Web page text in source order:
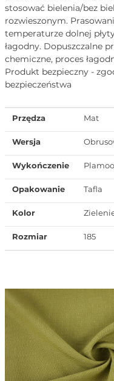
stosować bielenia/bez
rozwieszonym.
temperaturze dolnej
łagodny. Dopuszczalne
chemiczne, proces
Produkt bezpieczny -
bezpieczeństwa
Przędza Mat
Wersja
Wykończenie
Opakowanie Tafla
Kolor
Rozmiar 185